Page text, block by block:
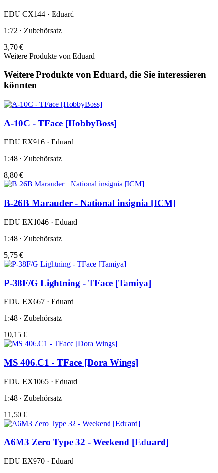
EDU CX144 · Eduard
1:72 · Zubehörsatz
3,70 €
Weitere Produkte von Eduard
Weitere Produkte von Eduard, die Sie interessieren
könnten
A-10C - TFace [HobbyBoss]
EDU EX916 · Eduard
1:48 · Zubehörsatz
8,80 €
B-26B Marauder - National insignia [ICM]
EDU EX1046 · Eduard
1:48 · Zubehörsatz
5,75 €
P-38F/G Lightning - TFace [Tamiya]
EDU EX667 · Eduard
1:48 · Zubehörsatz
10,15 €
MS 406.C1 - TFace [Dora Wings]
EDU EX1065 · Eduard
1:48 · Zubehörsatz
11,50 €
A6M3 Zero Type 32 - Weekend [Eduard]
EDU EX970 · Eduard